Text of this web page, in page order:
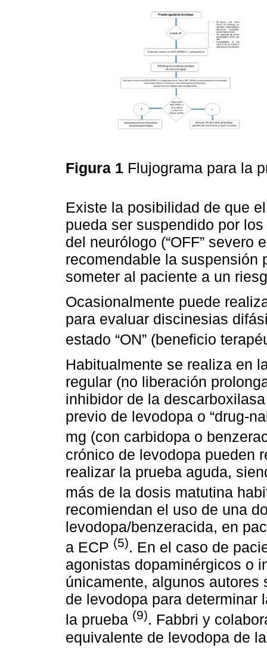
Figura 1 Flujograma para la
Existe la posibilidad de que
pueda ser suspendido por
del neurólogo (“OFF”
recomendable la suspensión
someter al paciente a un
Ocasionalmente puede
para evaluar discinesias
estado “ON” (beneficio
Habitualmente se realiza en
regular (no liberación
inhibidor de la
previo de levodopa o “drug-
mg (con carbidopa o
crónico de levodopa pueden
realizar la prueba aguda,
más de la dosis matutina
recomiendan el uso de una
levodopa/benzeracida, en
a ECP (5). En el caso de
agonistas dopaminérgicos o
únicamente, algunos
de levodopa para determinar
la prueba (9). Fabbri y
equivalente de levodopa de